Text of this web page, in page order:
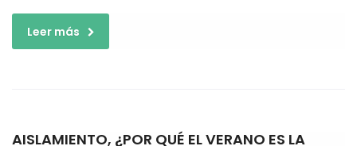
Leer más
AISLAMIENTO, ¿POR QUÉ EL VERANO ES LA